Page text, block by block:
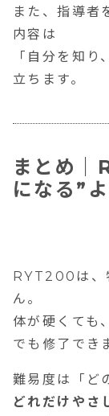
また、指導
内容は
「自分を知
立ちます。
まとめ｜
になる”
RYT200は、
ん。
体が硬くても
でも修了でき
難易度は「ど
どれだけやさ